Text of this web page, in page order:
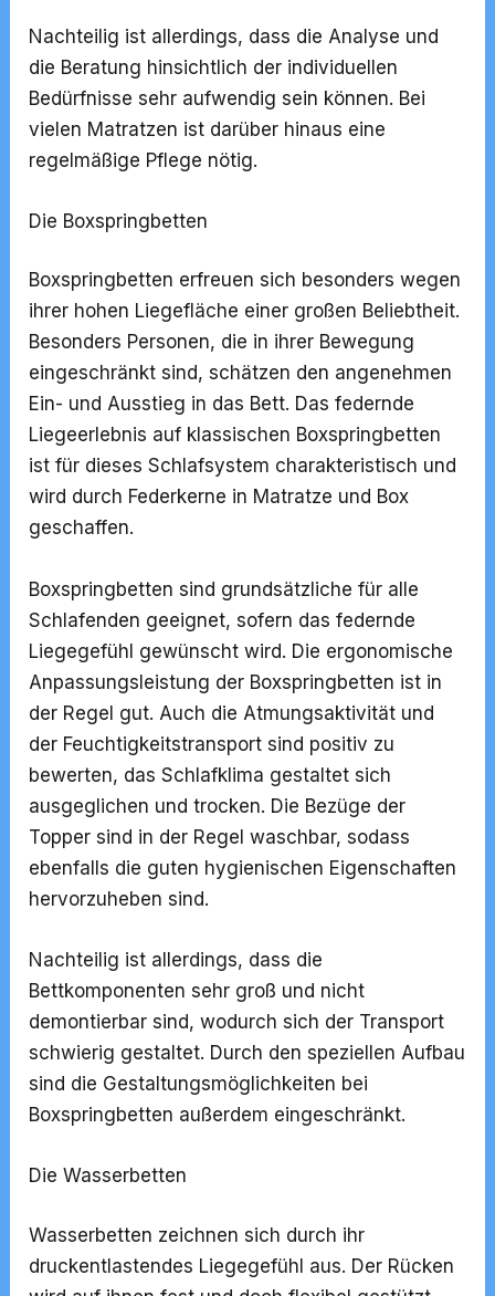
Nachteilig ist allerdings, dass die Analyse und
die Beratung hinsichtlich der individuellen
Bedürfnisse sehr aufwendig sein können. Bei
vielen Matratzen ist darüber hinaus eine
regelmäßige Pflege nötig.
Die Boxspringbetten
Boxspringbetten erfreuen sich besonders wegen
ihrer hohen Liegefläche einer großen Beliebtheit.
Besonders Personen, die in ihrer Bewegung
eingeschränkt sind, schätzen den angenehmen
Ein- und Ausstieg in das Bett. Das federnde
Liegeerlebnis auf klassischen Boxspringbetten
ist für dieses Schlafsystem charakteristisch und
wird durch Federkerne in Matratze und Box
geschaffen.
Boxspringbetten sind grundsätzliche für alle
Schlafenden geeignet, sofern das federnde
Liegegefühl gewünscht wird. Die ergonomische
Anpassungsleistung der Boxspringbetten ist in
der Regel gut. Auch die Atmungsaktivität und
der Feuchtigkeitstransport sind positiv zu
bewerten, das Schlafklima gestaltet sich
ausgeglichen und trocken. Die Bezüge der
Topper sind in der Regel waschbar, sodass
ebenfalls die guten hygienischen Eigenschaften
hervorzuheben sind.
Nachteilig ist allerdings, dass die
Bettkomponenten sehr groß und nicht
demontierbar sind, wodurch sich der Transport
schwierig gestaltet. Durch den speziellen Aufbau
sind die Gestaltungsmöglichkeiten bei
Boxspringbetten außerdem eingeschränkt.
Die Wasserbetten
Wasserbetten zeichnen sich durch ihr
druckentlastendes Liegegefühl aus. Der Rücken